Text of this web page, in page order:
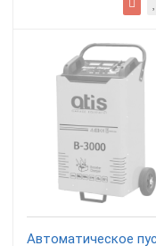
Автоматическое